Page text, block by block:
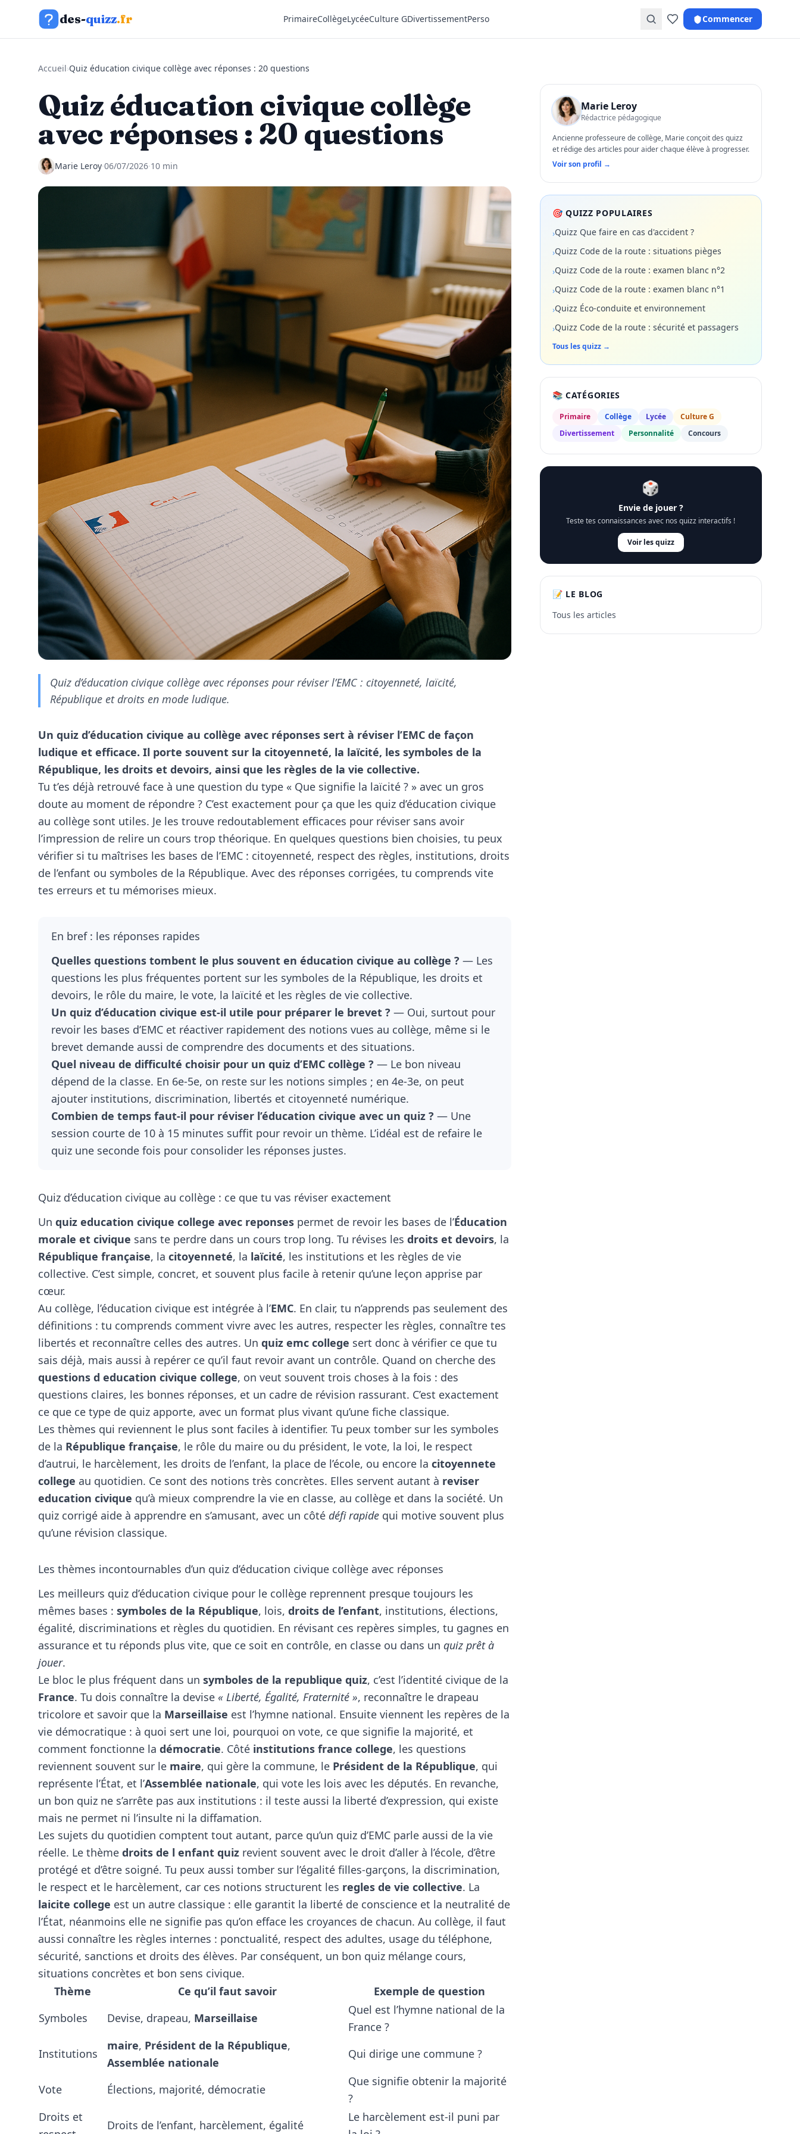
Aller au contenu
des-quizz.fr PrimaireCollègeLycéeCulture GDivertissementPerso Commencer
Accueil›Quiz éducation civique collège avec réponses : 20 questions
Quiz éducation civique collège
avec réponses : 20 questions
Marie Leroy·06/07/2026·10 min
Quiz d’éducation civique collège avec réponses pour réviser l’EMC : citoyenneté, laïcité,
République et droits en mode ludique.
Un quiz d’éducation civique au collège avec réponses sert à réviser l’EMC de façon
ludique et efficace. Il porte souvent sur la citoyenneté, la laïcité, les symboles de la
République, les droits et devoirs, ainsi que les règles de la vie collective.
Tu t’es déjà retrouvé face à une question du type « Que signifie la laïcité ? » avec un gros
doute au moment de répondre ? C’est exactement pour ça que les quiz d’éducation civique
au collège sont utiles. Je les trouve redoutablement efficaces pour réviser sans avoir
l’impression de relire un cours trop théorique. En quelques questions bien choisies, tu peux
vérifier si tu maîtrises les bases de l’EMC : citoyenneté, respect des règles, institutions, droits
de l’enfant ou symboles de la République. Avec des réponses corrigées, tu comprends vite
tes erreurs et tu mémorises mieux.
En bref : les réponses rapides
Quelles questions tombent le plus souvent en éducation civique au collège ? — Les
questions les plus fréquentes portent sur les symboles de la République, les droits et
devoirs, le rôle du maire, le vote, la laïcité et les règles de vie collective.
Un quiz d’éducation civique est-il utile pour préparer le brevet ? — Oui, surtout pour
revoir les bases d’EMC et réactiver rapidement des notions vues au collège, même si le
brevet demande aussi de comprendre des documents et des situations.
Quel niveau de difficulté choisir pour un quiz d’EMC collège ? — Le bon niveau
dépend de la classe. En 6e-5e, on reste sur les notions simples ; en 4e-3e, on peut
ajouter institutions, discrimination, libertés et citoyenneté numérique.
Combien de temps faut-il pour réviser l’éducation civique avec un quiz ? — Une
session courte de 10 à 15 minutes suffit pour revoir un thème. L’idéal est de refaire le
quiz une seconde fois pour consolider les réponses justes.
Quiz d’éducation civique au collège : ce que tu vas réviser exactement
Un quiz education civique college avec reponses permet de revoir les bases de l’Éducation
morale et civique sans te perdre dans un cours trop long. Tu révises les droits et devoirs, la
République française, la citoyenneté, la laïcité, les institutions et les règles de vie
collective. C’est simple, concret, et souvent plus facile à retenir qu’une leçon apprise par
cœur.
Au collège, l’éducation civique est intégrée à l’EMC. En clair, tu n’apprends pas seulement des
définitions : tu comprends comment vivre avec les autres, respecter les règles, connaître tes
libertés et reconnaître celles des autres. Un quiz emc college sert donc à vérifier ce que tu
sais déjà, mais aussi à repérer ce qu’il faut revoir avant un contrôle. Quand on cherche des
questions d education civique college, on veut souvent trois choses à la fois : des
questions claires, les bonnes réponses, et un cadre de révision rassurant. C’est exactement
ce que ce type de quiz apporte, avec un format plus vivant qu’une fiche classique.
Les thèmes qui reviennent le plus sont faciles à identifier. Tu peux tomber sur les symboles
de la République française, le rôle du maire ou du président, le vote, la loi, le respect
d’autrui, le harcèlement, les droits de l’enfant, la place de l’école, ou encore la citoyennete
college au quotidien. Ce sont des notions très concrètes. Elles servent autant à reviser
education civique qu’à mieux comprendre la vie en classe, au collège et dans la société. Un
quiz corrigé aide à apprendre en s’amusant, avec un côté défi rapide qui motive souvent plus
qu’une révision classique.
Les thèmes incontournables d’un quiz d’éducation civique collège avec réponses
Les meilleurs quiz d’éducation civique pour le collège reprennent presque toujours les
mêmes bases : symboles de la République, lois, droits de l’enfant, institutions, élections,
égalité, discriminations et règles du quotidien. En révisant ces repères simples, tu gagnes en
assurance et tu réponds plus vite, que ce soit en contrôle, en classe ou dans un quiz prêt à
jouer.
Le bloc le plus fréquent dans un symboles de la republique quiz, c’est l’identité civique de la
France. Tu dois connaître la devise « Liberté, Égalité, Fraternité », reconnaître le drapeau
tricolore et savoir que la Marseillaise est l’hymne national. Ensuite viennent les repères de la
vie démocratique : à quoi sert une loi, pourquoi on vote, ce que signifie la majorité, et
comment fonctionne la démocratie. Côté institutions france college, les questions
reviennent souvent sur le maire, qui gère la commune, le Président de la République, qui
représente l’État, et l’Assemblée nationale, qui vote les lois avec les députés. En revanche,
un bon quiz ne s’arrête pas aux institutions : il teste aussi la liberté d’expression, qui existe
mais ne permet ni l’insulte ni la diffamation.
Les sujets du quotidien comptent tout autant, parce qu’un quiz d’EMC parle aussi de la vie
réelle. Le thème droits de l enfant quiz revient souvent avec le droit d’aller à l’école, d’être
protégé et d’être soigné. Tu peux aussi tomber sur l’égalité filles-garçons, la discrimination,
le respect et le harcèlement, car ces notions structurent les regles de vie collective. La
laicite college est un autre classique : elle garantit la liberté de conscience et la neutralité de
l’État, néanmoins elle ne signifie pas qu’on efface les croyances de chacun. Au collège, il faut
aussi connaître les règles internes : ponctualité, respect des adultes, usage du téléphone,
sécurité, sanctions et droits des élèves. Par conséquent, un bon quiz mélange cours,
situations concrètes et bon sens civique.
Thème
Ce qu’il faut savoir
Exemple de question
Symboles
Devise, drapeau, Marseillaise
Quel est l’hymne national de la
France ?
Institutions
maire, Président de la République,
Assemblée nationale
Qui dirige une commune ?
Vote Élections, majorité, démocratie
Que signifie obtenir la majorité
?
Droits et
Droits de l’enfant, harcèlement, égalité
Le harcèlement est-il puni par
Marie Leroy
Rédactrice pédagogique
Ancienne professeure de collège, Marie conçoit des quizz
et rédige des articles pour aider chaque élève à progresser.
Voir son profil →
🎯 QUIZZ POPULAIRES
›Quizz Que faire en cas d'accident ?
›Quizz Code de la route : situations pièges
›Quizz Code de la route : examen blanc n°2
›Quizz Code de la route : examen blanc n°1
›Quizz Éco-conduite et environnement
›Quizz Code de la route : sécurité et passagers
Tous les quizz →
📚 CATÉGORIES
Primaire Collège Lycée
Culture G
Divertissement
Personnalité Concours
🎲
Envie de jouer ?
Teste tes connaissances avec nos quizz interactifs !
Voir les quizz
📝 LE BLOG
Tous les articles